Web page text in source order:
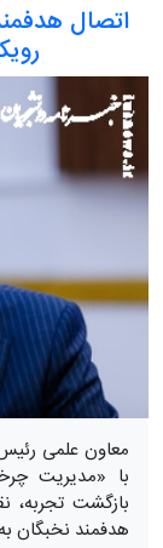
اتصال
معاون علمی
با «مدیریت
بازگشت تجربه،
هدفمند نخبگان